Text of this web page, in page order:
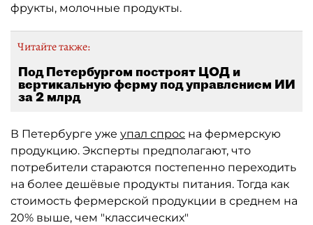
фрукты, молочные продукты.
Читайте также:
Под Петербургом построят ЦОД и
вертикальную ферму под управлением ИИ
за 2 млрд
В Петербурге уже упал спрос на фермерскую
продукцию. Эксперты предполагают, что
потребители стараются постепенно переходить
на более дешёвые продукты питания. Тогда как
стоимость фермерской продукции в среднем на
20% выше, чем "классических"